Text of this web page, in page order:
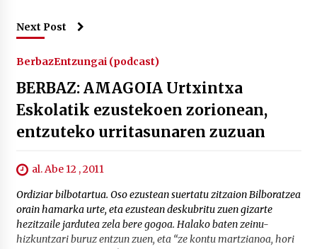
Next Post
BerbazEntzungai (podcast)
BERBAZ: AMAGOIA Urtxintxa
Eskolatik ezustekoen zorionean,
entzuteko urritasunaren zuzuan
al. Abe 12 , 2011
Ordiziar bilbotartua. Oso ezustean suertatu zitzaion Bilboratzea
orain hamarka urte, eta ezustean deskubritu zuen gizarte
hezitzaile jardutea zela bere gogoa. Halako baten zeinu-
hizkuntzari buruz entzun zuen, eta “ze kontu martzianoa, hori